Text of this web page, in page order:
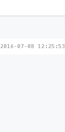
2016-07-08 12:25:53